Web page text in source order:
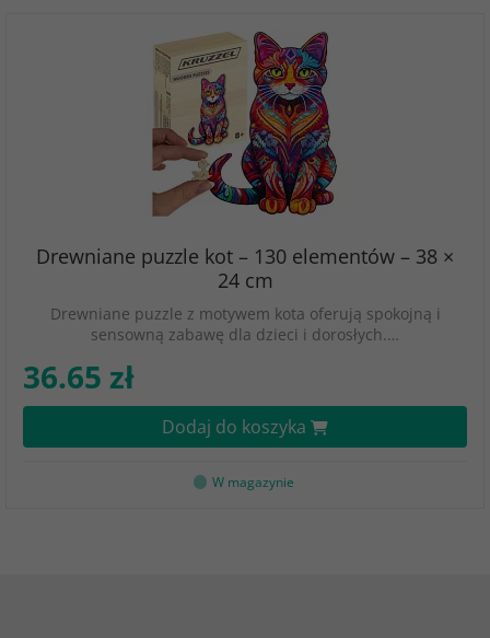
Drewniane puzzle kot – 130 elementów – 38 ×
24 cm
Drewniane puzzle z motywem kota oferują spokojną i
sensowną zabawę dla dzieci i dorosłych.…
36.65 zł
Dodaj do koszyka
W magazynie